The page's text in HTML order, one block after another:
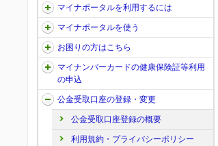
マイナポータルを利用するには
マイナポータルを使う
お困りの方はこちら
マイナンバーカードの健康保険証等利用
の申込
公金受取口座の登録・変更
公金受取口座登録の概要
利用規約・プライバシーポリシー